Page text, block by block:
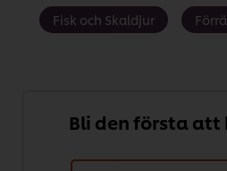
Fisk och Skaldjur
Bli den första